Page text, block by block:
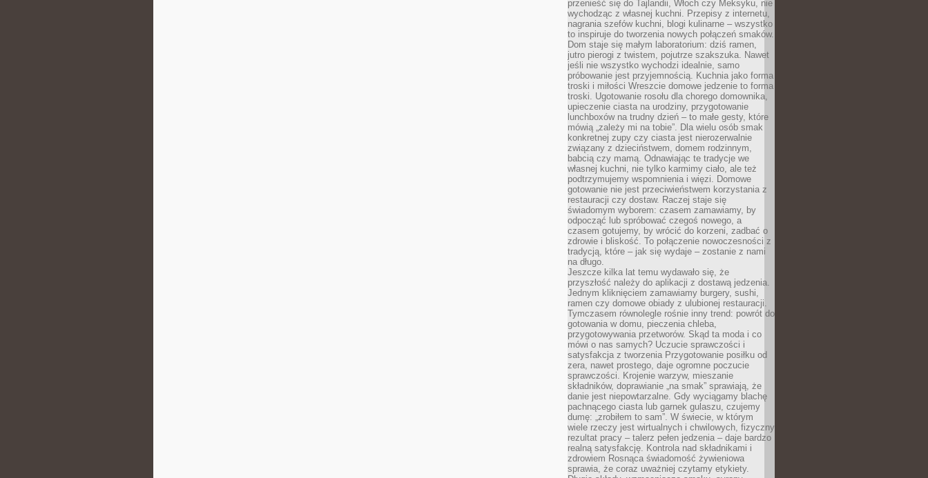
przenieść się do Tajlandii, Włoch czy Meksyku, nie
wychodząc z własnej kuchni. Przepisy z internetu,
nagrania szefów kuchni, blogi kulinarne – wszystko
to inspiruje do tworzenia nowych połączeń smaków.
Dom staje się małym laboratorium: dziś ramen,
jutro pierogi z twistem, pojutrze szakszuka. Nawet
jeśli nie wszystko wychodzi idealnie, samo
próbowanie jest przyjemnością. Kuchnia jako forma
troski i miłości Wreszcie domowe jedzenie to forma
troski. Ugotowanie rosołu dla chorego domownika,
upieczenie ciasta na urodziny, przygotowanie
lunchboxów na trudny dzień – to małe gesty, które
mówią „zależy mi na tobie”. Dla wielu osób smak
konkretnej zupy czy ciasta jest nierozerwalnie
związany z dzieciństwem, domem rodzinnym,
babcią czy mamą. Odnawiając te tradycje we
własnej kuchni, nie tylko karmimy ciało, ale też
podtrzymujemy wspomnienia i więzi. Domowe
gotowanie nie jest przeciwieństwem korzystania z
restauracji czy dostaw. Raczej staje się
świadomym wyborem: czasem zamawiamy, by
odpocząć lub spróbować czegoś nowego, a
czasem gotujemy, by wrócić do korzeni, zadbać o
zdrowie i bliskość. To połączenie nowoczesności z
tradycją, które – jak się wydaje – zostanie z nami
na długo.
Jeszcze kilka lat temu wydawało się, że
przyszłość należy do aplikacji z dostawą jedzenia.
Jednym kliknięciem zamawiamy burgery, sushi,
ramen czy domowe obiady z ulubionej restauracji.
Tymczasem równolegle rośnie inny trend: powrót do
gotowania w domu, pieczenia chleba,
przygotowywania przetworów. Skąd ta moda i co
mówi o nas samych? Uczucie sprawczości i
satysfakcja z tworzenia Przygotowanie posiłku od
zera, nawet prostego, daje ogromne poczucie
sprawczości. Krojenie warzyw, mieszanie
składników, doprawianie „na smak” sprawiają, że
danie jest niepowtarzalne. Gdy wyciągamy blachę
pachnącego ciasta lub garnek gulaszu, czujemy
dumę: „zrobiłem to sam”. W świecie, w którym
wiele rzeczy jest wirtualnych i chwilowych, fizyczny
rezultat pracy – talerz pełen jedzenia – daje bardzo
realną satysfakcję. Kontrola nad składnikami i
zdrowiem Rosnąca świadomość żywieniowa
sprawia, że coraz uważniej czytamy etykiety.